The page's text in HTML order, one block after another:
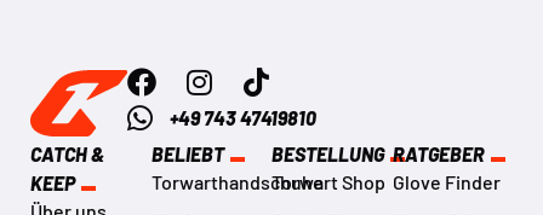
+49 743 47419810
CATCH &
KEEP
Über uns
BELIEBT
Torwarthandschuhe
BESTELLUNG
Torwart Shop
RATGEBER
Glove Finder